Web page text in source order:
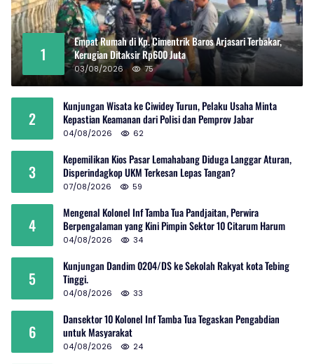
1
Empat Rumah di Kp. Cimentrik Baros Arjasari Terbakar,
Kerugian Ditaksir Rp600 Juta
03/08/2026 75
2
Kunjungan Wisata ke Ciwidey Turun, Pelaku Usaha Minta
Kepastian Keamanan dari Polisi dan Pemprov Jabar
04/08/2026 62
3
Kepemilikan Kios Pasar Lemahabang Diduga Langgar Aturan,
Disperindagkop UKM Terkesan Lepas Tangan?
07/08/2026 59
4
Mengenal Kolonel Inf Tamba Tua Pandjaitan, Perwira
Berpengalaman yang Kini Pimpin Sektor 10 Citarum Harum
04/08/2026 34
5
Kunjungan Dandim 0204/DS ke Sekolah Rakyat kota Tebing
Tinggi.
04/08/2026 33
6
Dansektor 10 Kolonel Inf Tamba Tua Tegaskan Pengabdian
untuk Masyarakat
04/08/2026 24